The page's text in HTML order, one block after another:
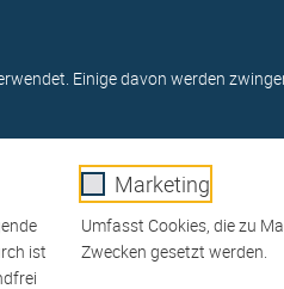
Einige davon werden
ist
Marketing
Umfasst Cookies, die zu
Zwecken gesetzt werden.
U. DECKE AUSSTELLUNG